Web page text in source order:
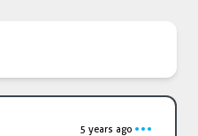
5 years ago